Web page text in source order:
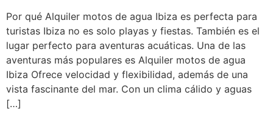
Por qué Alquiler motos de agua Ibiza es perfecta para
turistas Ibiza no es solo playas y fiestas. También es el
lugar perfecto para aventuras acuáticas. Una de las
aventuras más populares es Alquiler motos de agua
Ibiza Ofrece velocidad y flexibilidad, además de una
vista fascinante del mar. Con un clima cálido y aguas
[…]